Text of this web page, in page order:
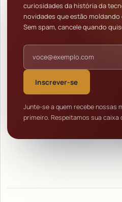
curiosidades da história da
novidades que estão
Sem spam, cancele quando
Endereço de e-mail
Inscrever-se
Junte-se a quem recebe nossas
primeiro. Respeitamos sua caixa